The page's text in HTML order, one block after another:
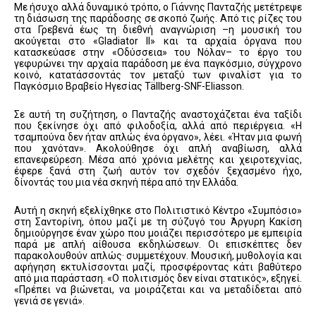
Με ήσυχο αλλά δυναμικό τρόπο, ο Γιάννης Πανταζής μετέτρεψε
τη διάσωση της παράδοσης σε σκοπό ζωής. Από τις ρίζες του
στα Γρεβενά έως τη διεθνή αναγνώριση –η μουσική του
ακούγεται στο «Gladiator II» και τα αρχαία όργανα που
κατασκεύασε στην «Οδύσσεια» του Νόλαν– το έργο του
γεφυρώνει την αρχαία παράδοση με ένα παγκόσμιο, σύγχρονο
κοινό, κατατάσσοντάς τον μεταξύ των φιναλίστ για το
Παγκόσμιο Βραβείο Ηγεσίας Tällberg-SNF-Eliasson.
Σε αυτή τη συζήτηση, ο Πανταζής αναστοχάζεται ένα ταξίδι
που ξεκίνησε όχι από φιλοδοξία, αλλά από περιέργεια. «Η
τσαμπούνα δεν ήταν απλώς ένα όργανο», λέει. «Ήταν μια φωνή
που χανόταν». Ακολούθησε όχι απλή αναβίωση, αλλά
επανεφεύρεση. Μέσα από χρόνια μελέτης και χειροτεχνίας,
έφερε ξανά στη ζωή αυτόν τον σχεδόν ξεχασμένο ήχο,
δίνοντάς του μια νέα σκηνή πέρα από την Ελλάδα.
Αυτή η σκηνή εξελίχθηκε στο Πολιτιστικό Κέντρο «Συμπόσιο»
στη Σαντορίνη, όπου μαζί με τη σύζυγό του Άργυρη Κακίση
δημιούργησε έναν χώρο που μοιάζει περισσότερο με εμπειρία
παρά με απλή αίθουσα εκδηλώσεων. Οι επισκέπτες δεν
παρακολουθούν απλώς· συμμετέχουν. Μουσική, μυθολογία και
αφήγηση εκτυλίσσονται μαζί, προσφέροντας κάτι βαθύτερο
από μια παράσταση. «Ο πολιτισμός δεν είναι στατικός», εξηγεί.
«Πρέπει να βιώνεται, να μοιράζεται και να μεταδίδεται από
γενιά σε γενιά».